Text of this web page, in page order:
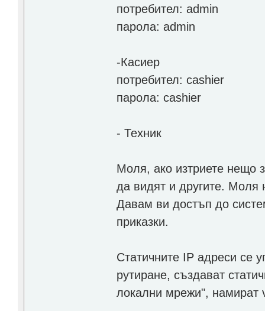
потребител: admin
парола: admin
-Касиер
потребител: cashier
парола: cashier
- Техник
Моля, ако изтриете нещо
да видят и другите. Моля
Давам ви достъп до
приказки.
Статичните IP адреси се
рутиране, създават
локални мрежи", намират